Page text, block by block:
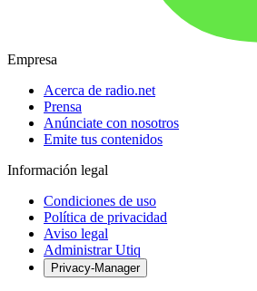
Empresa
Acerca de radio.net
Prensa
Anúnciate con nosotros
Emite tus contenidos
Información legal
Condiciones de uso
Política de privacidad
Aviso legal
Administrar Utiq
Privacy-Manager